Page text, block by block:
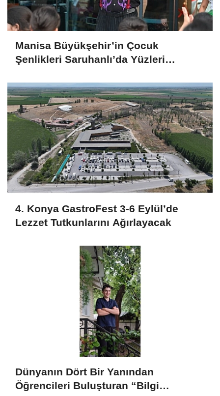
Manisa Büyükşehir’in Çocuk
Şenlikleri Saruhanlı’da Yüzleri
4. Konya GastroFest 3-6 Eylül’de
Lezzet Tutkunlarını Ağırlayacak
Dünyanın Dört Bir Yanından
Öğrencileri Buluşturan “Bilgi